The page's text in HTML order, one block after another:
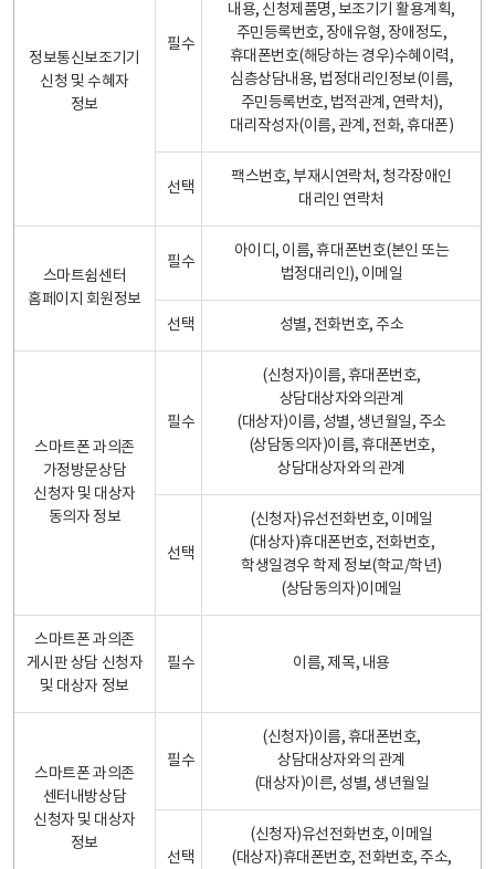
정보통신보조기기
신청 및 수혜자
정보
필수
내용, 신청제품명, 보조기기 활용계획,
주민등록번호, 장애유형, 장애정도,
휴대폰번호(해당하는 경우)수혜이력,
심층상담내용, 법정대리인정보(이름,
주민등록번호, 법적관계, 연락처),
대리작성자(이름, 관계, 전화, 휴대폰)
선택
팩스번호, 부재시연락처, 청각장애인
대리인 연락처
스마트쉼센터
홈페이지 회원정보
필수
아이디, 이름, 휴대폰번호(본인 또는
법정대리인), 이메일
선택 성별, 전화번호, 주소
스마트폰 과의존
가정방문상담
신청자 및 대상자
동의자 정보
필수
(신청자)이름, 휴대폰번호,
상담대상자와의관계
(대상자)이름, 성별, 생년월일, 주소
(상담동의자)이름, 휴대폰번호,
상담대상자와의 관계
선택
(신청자)유선전화번호, 이메일
(대상자)휴대폰번호, 전화번호,
학생일경우 학제 정보(학교/학년)
(상담동의자)이메일
스마트폰 과의존
게시판 상담 신청자
및 대상자 정보
필수 이름, 제목, 내용
스마트폰 과의존
센터내방상담
신청자 및 대상자
정보
필수
(신청자)이름, 휴대폰번호,
상담대상자와의 관계
(대상자)이른, 성별, 생년월일
선택
(신청자)유선전화번호, 이메일
(대상자)휴대폰번호, 전화번호, 주소,